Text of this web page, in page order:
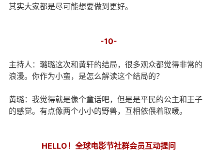
其实大家都是尽可能想要做到更好。
-10-
主持人：璐璐这次和黄轩的结局，很多观众都觉得非常的
浪漫。你作为小蛮，是怎么解读这个结局的？
黄璐：我觉得就是像个童话吧，但是是平民的公主和王子
的感觉。有点像两个小小的野兽，互相依偎着取暖。
HELLO！全球电影节社群会员互动提问